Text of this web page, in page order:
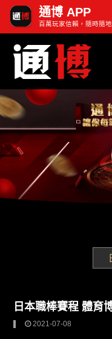
通博 APP
百萬玩家信賴，隨時隨
日本職棒賽程 體育
2021-07-08